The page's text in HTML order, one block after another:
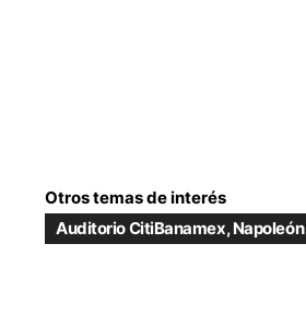
Otros temas de interés
Auditorio CitiBanamex,Napoleón